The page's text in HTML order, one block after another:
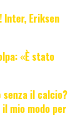
Eriksen
«È stato
il calcio?
mio modo per